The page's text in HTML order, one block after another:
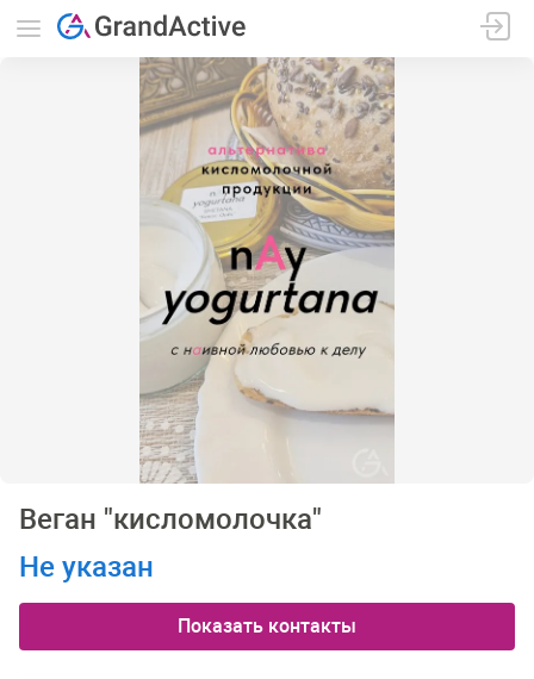
Веган "кисломолочка"
Не указан
Показать контакты